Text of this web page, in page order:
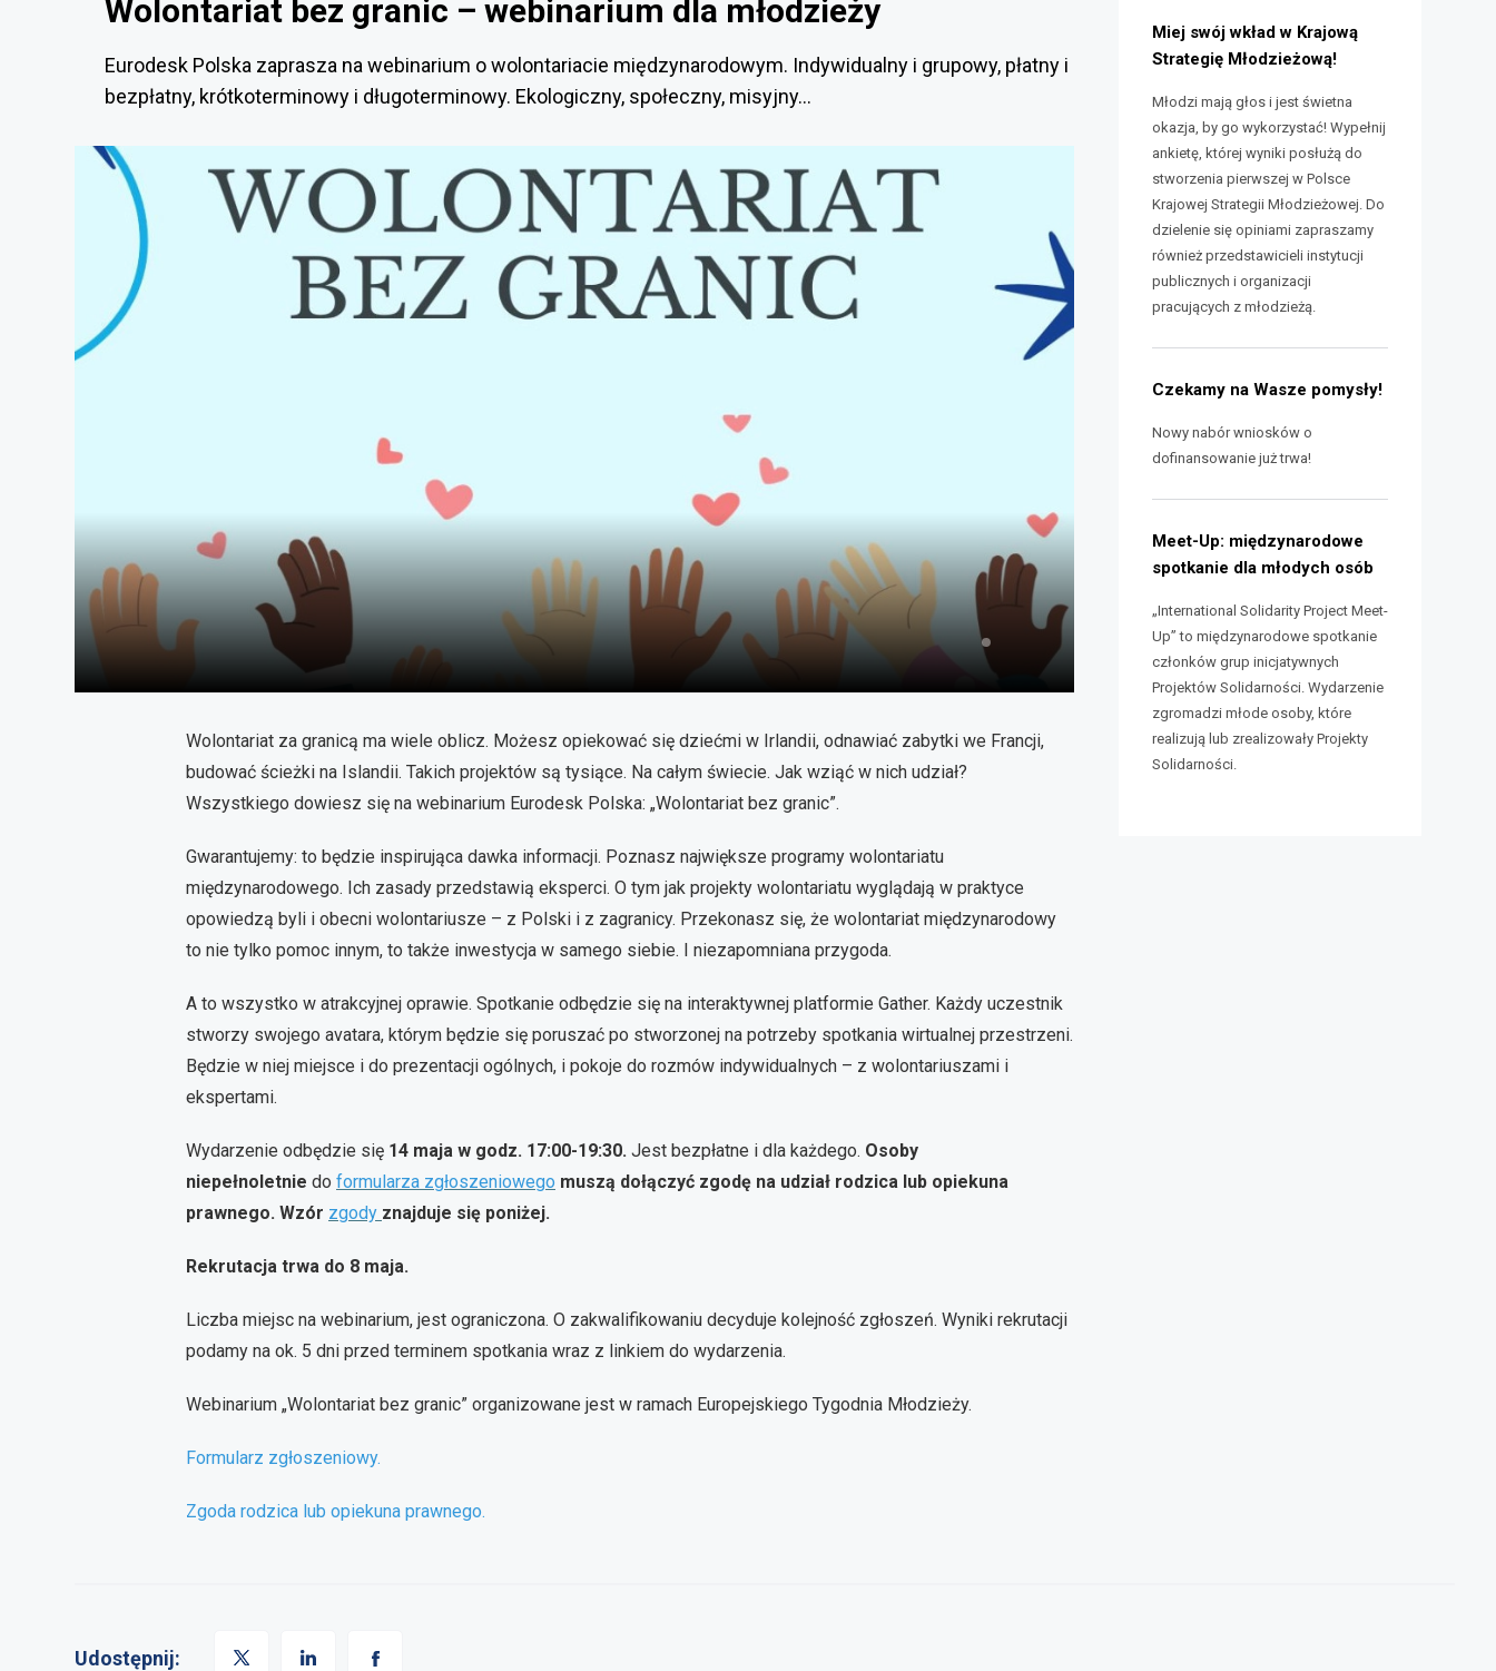
Wolontariat bez granic – webinarium dla młodzieży
Eurodesk Polska zaprasza na webinarium o wolontariacie międzynarodowym. Indywidualny i grupowy, płatny i
bezpłatny, krótkoterminowy i długoterminowy. Ekologiczny, społeczny, misyjny...
slajd
Wolontariat za granicą ma wiele oblicz. Możesz opiekować się dziećmi w Irlandii, odnawiać zabytki we Francji,
budować ścieżki na Islandii. Takich projektów są tysiące. Na całym świecie. Jak wziąć w nich udział?
Wszystkiego dowiesz się na webinarium Eurodesk Polska: „Wolontariat bez granic”.
Gwarantujemy: to będzie inspirująca dawka informacji. Poznasz największe programy wolontariatu
międzynarodowego. Ich zasady przedstawią eksperci. O tym jak projekty wolontariatu wyglądają w praktyce
opowiedzą byli i obecni wolontariusze – z Polski i z zagranicy. Przekonasz się, że wolontariat międzynarodowy
to nie tylko pomoc innym, to także inwestycja w samego siebie. I niezapomniana przygoda.
A to wszystko w atrakcyjnej oprawie. Spotkanie odbędzie się na interaktywnej platformie Gather. Każdy uczestnik
stworzy swojego avatara, którym będzie się poruszać po stworzonej na potrzeby spotkania wirtualnej przestrzeni.
Będzie w niej miejsce i do prezentacji ogólnych, i pokoje do rozmów indywidualnych – z wolontariuszami i
ekspertami.
Wydarzenie odbędzie się 14 maja w godz. 17:00-19:30. Jest bezpłatne i dla każdego. Osoby
niepełnoletnie do formularza zgłoszeniowego muszą dołączyć zgodę na udział rodzica lub opiekuna
prawnego. Wzór zgody znajduje się poniżej.
Rekrutacja trwa do 8 maja.
Liczba miejsc na webinarium, jest ograniczona. O zakwalifikowaniu decyduje kolejność zgłoszeń. Wyniki rekrutacji
podamy na ok. 5 dni przed terminem spotkania wraz z linkiem do wydarzenia.
Webinarium „Wolontariat bez granic” organizowane jest w ramach Europejskiego Tygodnia Młodzieży.
Formularz zgłoszeniowy.
Zgoda rodzica lub opiekuna prawnego.
Udostępnij:
Miej swój wkład w Krajową
Strategię Młodzieżową!
Młodzi mają głos i jest świetna
okazja, by go wykorzystać! Wypełnij
ankietę, której wyniki posłużą do
stworzenia pierwszej w Polsce
Krajowej Strategii Młodzieżowej. Do
dzielenie się opiniami zapraszamy
również przedstawicieli instytucji
publicznych i organizacji
pracujących z młodzieżą.
Czekamy na Wasze pomysły!
Nowy nabór wniosków o
dofinansowanie już trwa!
Meet-Up: międzynarodowe
spotkanie dla młodych osób
„International Solidarity Project Meet-
Up” to międzynarodowe spotkanie
członków grup inicjatywnych
Projektów Solidarności. Wydarzenie
zgromadzi młode osoby, które
realizują lub zrealizowały Projekty
Solidarności.